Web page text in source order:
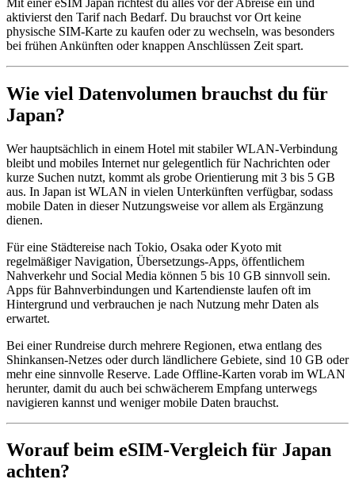
aktivierst den Tarif nach Bedarf. Du brauchst vor Ort keine
physische SIM-Karte zu kaufen oder zu wechseln, was besonders
bei frühen Ankünften oder knappen Anschlüssen Zeit spart.
Wie viel Datenvolumen brauchst du für
Japan?
Wer hauptsächlich in einem Hotel mit stabiler WLAN-Verbindung
bleibt und mobiles Internet nur gelegentlich für Nachrichten oder
kurze Suchen nutzt, kommt als grobe Orientierung mit 3 bis 5 GB
aus. In Japan ist WLAN in vielen Unterkünften verfügbar, sodass
mobile Daten in dieser Nutzungsweise vor allem als Ergänzung
dienen.
Für eine Städtereise nach Tokio, Osaka oder Kyoto mit
regelmäßiger Navigation, Übersetzungs-Apps, öffentlichem
Nahverkehr und Social Media können 5 bis 10 GB sinnvoll sein.
Apps für Bahnverbindungen und Kartendienste laufen oft im
Hintergrund und verbrauchen je nach Nutzung mehr Daten als
erwartet.
Bei einer Rundreise durch mehrere Regionen, etwa entlang des
Shinkansen-Netzes oder durch ländlichere Gebiete, sind 10 GB oder
mehr eine sinnvolle Reserve. Lade Offline-Karten vorab im WLAN
herunter, damit du auch bei schwächerem Empfang unterwegs
navigieren kannst und weniger mobile Daten brauchst.
Worauf beim eSIM-Vergleich für Japan
achten?